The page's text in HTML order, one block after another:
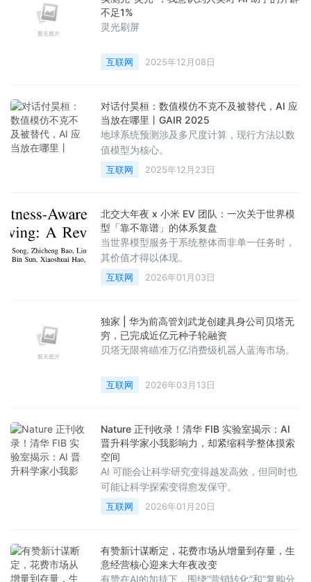
不足1%
灵光刷屏
互联网 2025年12月08日
对话付昊桓：数值模仿不克不及被替代，AI 应
当放在哪里丨GAIR 2025
地球系统预测涉及多尺度计算，现行方法以数
值模型为核心。
互联网 2025年12月23日
北交大年夜 x 小米 EV 团队：一次关于世界模
型「靠不靠谱」的体系复盘
当世界模型服务于系统整体而非单一任务时，
其价值才得以体现。
互联网 2026年01月03日
独家 | 华为前高管刘武龙创建具身公司贝塔无
穷，已完成近亿元种子轮融资
贝塔无限将瞄准万亿消费级机器人蓝海市场。
互联网 2026年03月13日
Nature 正刊收录！清华 FIB 实验室揭示：AI
晋升科学家小我影响力，却紧缩科学整体摸索
空间
AI 可能会让科学研究变得越发高效，但同时也
可能让科学探索变得愈发保守。
互联网 2026年01月20日
有赞新计谋断定，花费市场从增量到存量，生
意经营核心迎来大年夜改变
有赞在AI的加持下，围绕“营销转化”和“复购分